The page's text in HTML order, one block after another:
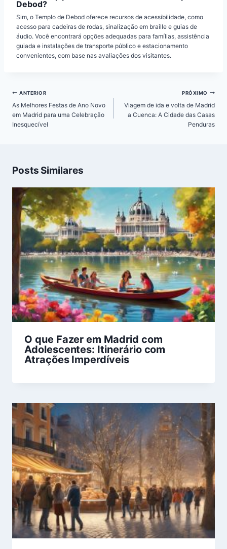
Debod?
Sim, o Templo de Debod oferece recursos de acessibilidade, como
acesso para cadeiras de rodas, sinalização em braille e guias de
áudio. Você encontrará opções adequadas para famílias, assistência
guiada e instalações de transporte público e estacionamento
convenientes, com base nas avaliações dos visitantes.
Navegação
de
Post
ANTERIOR
As Melhores Festas de Ano Novo
em Madrid para uma Celebração
Inesquecível
PRÓXIMO
Viagem de ida e volta de Madrid
a Cuenca: A Cidade das Casas
Penduras
Posts Similares
O que Fazer em Madrid com
Adolescentes: Itinerário com
Atrações Imperdíveis